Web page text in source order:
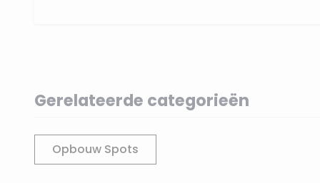
Gerelateerde categorieën
Opbouw Spots